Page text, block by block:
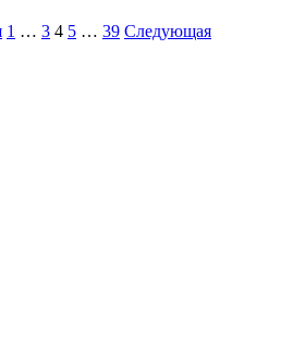
1 … 3 4 5 … 39 Следующая